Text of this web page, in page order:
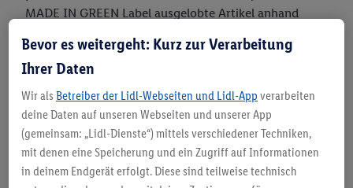
MADE IN GREEN Label ausgelobte Artikel anhand
vom Konsumenten transparent zurückverfolgt werden.
Bevor es weitergeht: Kurz zur Verarbeitung
Ihrer Daten
Wir als Betreiber der Lidl-Webseiten und Lidl-App verarbeiten
deine Daten auf unseren Webseiten und unserer App
(gemeinsam: „Lidl-Dienste“) mittels verschiedener Techniken,
mit denen eine Speicherung und ein Zugriff auf Informationen
in deinem Endgerät erfolgt. Diese sind teilweise technisch